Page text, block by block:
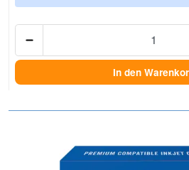
In den